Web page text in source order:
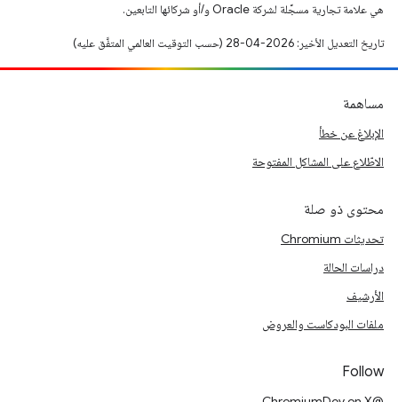
هي علامة تجارية مسجَّلة لشركة Oracle و/أو شركائها التابعين.
تاريخ التعديل الأخير: 2026-04-28 (حسب التوقيت العالمي المتفَّق عليه)
مساهمة
الإبلاغ عن خطأ
الاطّلاع على المشاكل المفتوحة
محتوى ذو صلة
تحديثات Chromium
دراسات الحالة
الأرشيف
ملفات البودكاست والعروض
Follow